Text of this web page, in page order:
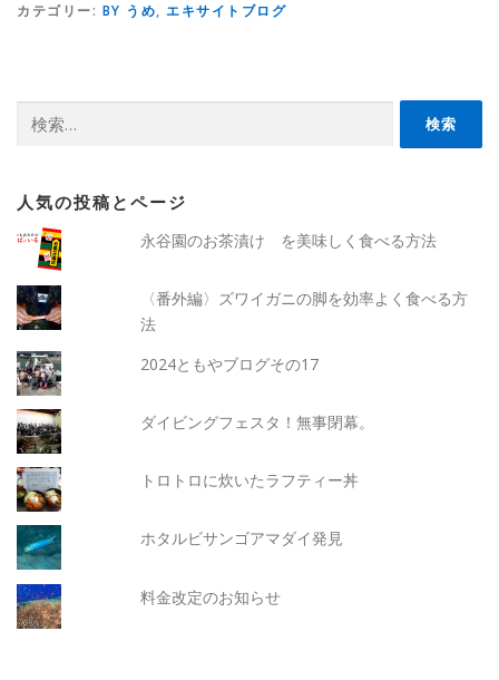
カテゴリー: BY うめ, エキサイトブログ
索:
人気の投稿とページ
永谷園のお茶漬け を美味しく食べる方法
〈番外編〉ズワイガニの脚を効率よく食べる方
法
2024ともやブログその17
ダイビングフェスタ！無事閉幕。
トロトロに炊いたラフティー丼
ホタルビサンゴアマダイ発見
料金改定のお知らせ